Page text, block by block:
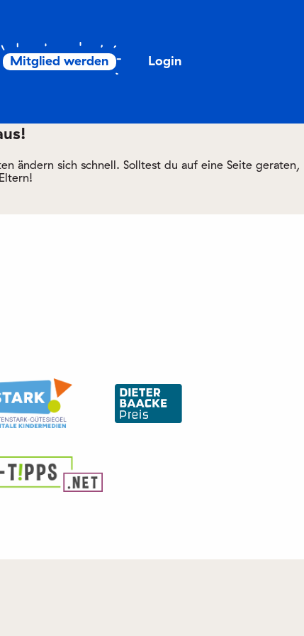
Mitglied werden Login
ändern sich schnell. Solltest du auf eine Seite geraten,